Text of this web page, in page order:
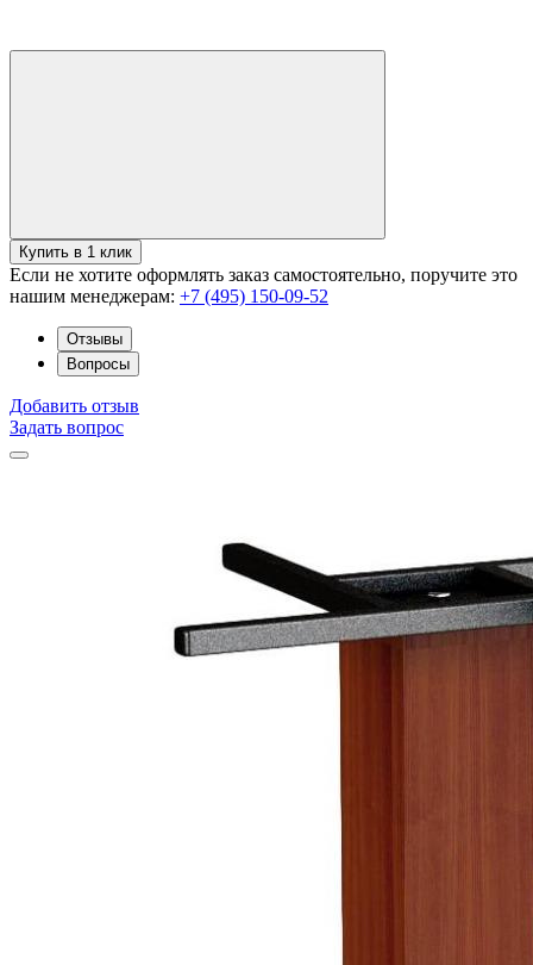
Купить в 1 клик
Если не хотите оформлять заказ самостоятельно, поручите это
нашим менеджерам: +7 (495) 150-09-52
Отзывы
Вопросы
Добавить отзыв
Задать вопрос